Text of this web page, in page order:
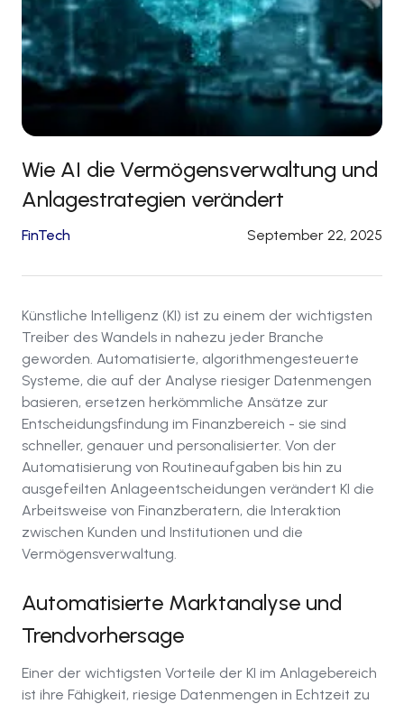
Wie AI die Vermögensverwaltung und
Anlagestrategien verändert
FinTech September 22, 2025
Künstliche Intelligenz (KI) ist zu einem der wichtigsten
Treiber des Wandels in nahezu jeder Branche
geworden. Automatisierte, algorithmengesteuerte
Systeme, die auf der Analyse riesiger Datenmengen
basieren, ersetzen herkömmliche Ansätze zur
Entscheidungsfindung im Finanzbereich - sie sind
schneller, genauer und personalisierter. Von der
Automatisierung von Routineaufgaben bis hin zu
ausgefeilten Anlageentscheidungen verändert KI die
Arbeitsweise von Finanzberatern, die Interaktion
zwischen Kunden und Institutionen und die
Vermögensverwaltung.
Automatisierte Marktanalyse und
Trendvorhersage
Einer der wichtigsten Vorteile der KI im Anlagebereich
ist ihre Fähigkeit, riesige Datenmengen in Echtzeit zu